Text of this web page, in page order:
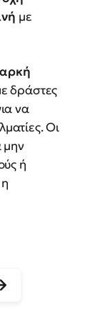
με
δράστες
να
Οι
μην
ή